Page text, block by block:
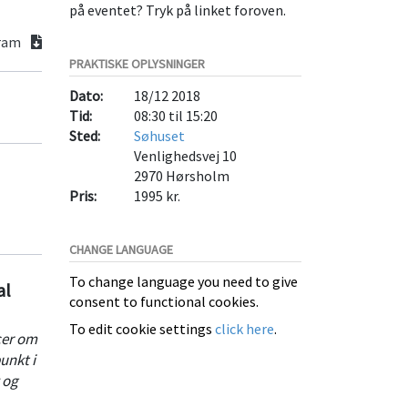
om
i
på eventet? Tryk på linket foroven.
PRAKTISKE OPLYSNINGER
Dato:
18/12 2018
Tid:
08:30 til 15:20
Sted:
Søhuset
Venlighedsvej 10
2970 Hørsholm
Pris:
1995 kr.
CHANGE LANGUAGE
To change language you need to give
consent to functional cookies.
To edit cookie settings click here.